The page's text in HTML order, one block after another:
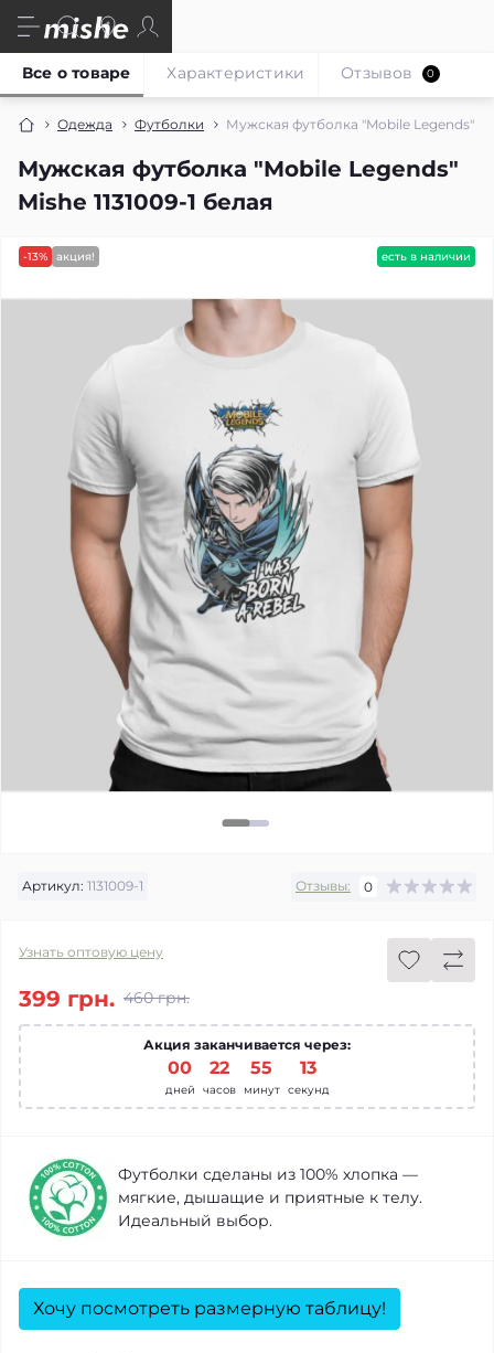
Одежда Футболки Мужская футболка "Mobile Legends"
Мужская футболка "Mobile Legends"
Mishe 1131009-1 белая
Все о товаре Характеристики Отзывов 0
-13% акция! есть в наличии
Артикул: 1131009-1 Отзывы: 0
Узнать оптовую цену
460 грн.
399 грн.
Акция заканчивается через:
00
дней
22
часов
55
минут
12
секунд
Футболки сделаны из 100% хлопка —
мягкие, дышащие и приятные к телу.
Идеальный выбор.
Хочу посмотреть размерную таблицу!